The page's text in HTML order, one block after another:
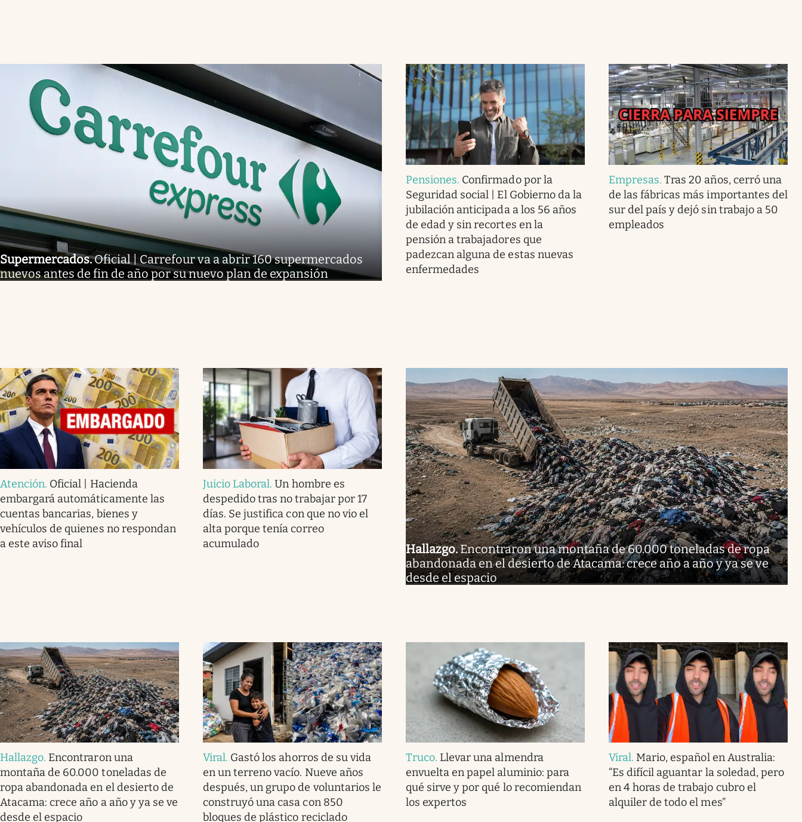
Supermercados.Oficial | Carrefour va a abrir 160 supermercados
nuevos antes de fin de año por su nuevo plan de expansión
Pensiones. Confirmado por la
Seguridad social | El Gobierno da la
jubilación anticipada a los 56 años
de edad y sin recortes en la
pensión a trabajadores que
padezcan alguna de estas nuevas
enfermedades
Empresas.Tras 20 años, cerró una
de las fábricas más importantes del
sur del país y dejó sin trabajo a 50
empleados
Atención. Oficial | Hacienda
embargará automáticamente las
cuentas bancarias, bienes y
vehículos de quienes no respondan
a este aviso final
Juicio Laboral.Un hombre es
despedido tras no trabajar por 17
días. Se justifica con que no vio el
alta porque tenía correo
acumulado
Hallazgo.Encontraron una montaña de 60.000 toneladas de ropa
abandonada en el desierto de Atacama: crece año a año y ya se ve
desde el espacio
Hallazgo. Encontraron una
montaña de 60.000 toneladas de
ropa abandonada en el desierto de
Atacama: crece año a año y ya se ve
desde el espacio
Viral. Gastó los ahorros de su vida
en un terreno vacío. Nueve años
después, un grupo de voluntarios le
construyó una casa con 850
bloques de plástico reciclado
Truco. Llevar una almendra
envuelta en papel aluminio: para
qué sirve y por qué lo recomiendan
los expertos
Viral. Mario, español en Australia:
“Es difícil aguantar la soledad, pero
en 4 horas de trabajo cubro el
alquiler de todo el mes”